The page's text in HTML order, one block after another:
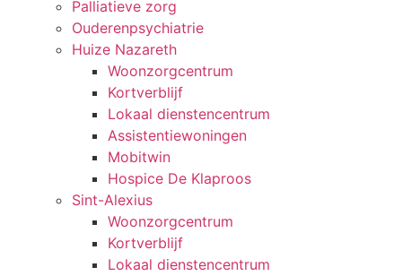
Palliatieve zorg
Ouderenpsychiatrie
Huize Nazareth
Woonzorgcentrum
Kortverblijf
Lokaal dienstencentrum
Assistentiewoningen
Mobitwin
Hospice De Klaproos
Sint-Alexius
Woonzorgcentrum
Kortverblijf
Lokaal dienstencentrum